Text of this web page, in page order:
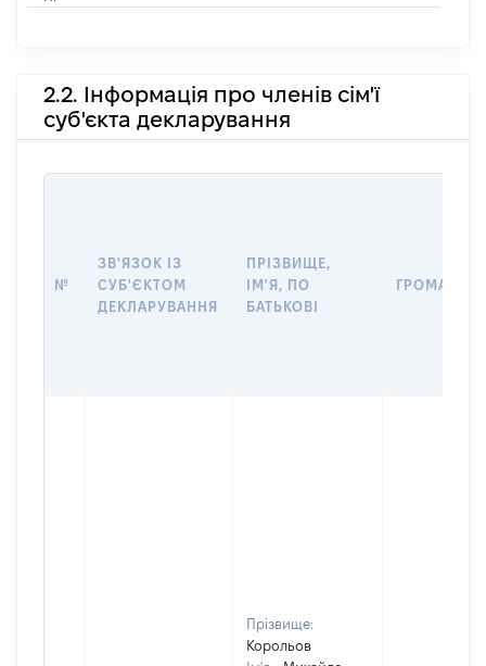
2.2. Інформація про членів сім'ї
суб'єкта декларування
№
ЗВ'ЯЗОК ІЗ
СУБ'ЄКТОМ
ДЕКЛАРУВАННЯ
ПРІЗВИЩЕ,
ІМ'Я, ПО
БАТЬКОВІ
Прізвище:
Корольов